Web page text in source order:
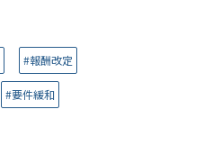
#報酬改定
#要件緩和